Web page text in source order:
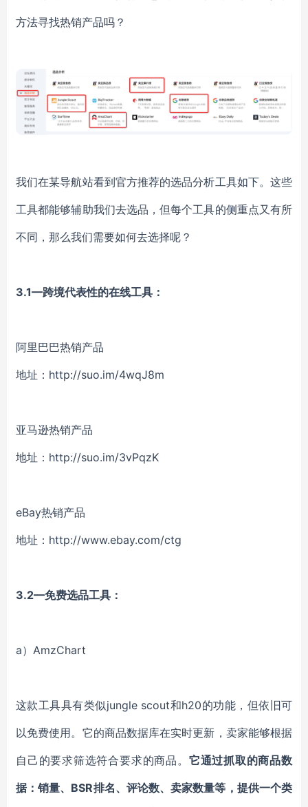
方法寻找热销产品吗？
我们在某导航站看到官方推荐的选品分析工具如下。这些
工具都能够辅助我们去选品，但每个工具的侧重点又有所
不同，那么我们需要如何去选择呢？
3.1—跨境代表性的在线工具：
阿里巴巴热销产品
地址： http://suo.im/4wqJ8m
亚马逊热销产品
地址： http://suo.im/3vPqzK
eBay热销产品
地址： http://www.ebay.com/ctg
3.2—免费选品工具：
a）AmzChart
这款工具具有类似jungle scout和h20的功能 ， 但依旧可
以免费使用。它的商品数据库在实时更新，卖家能够根据
自己的要求筛选符合要求的商品。 它通过抓取的商品数
据：销量、 BSR排名、评论数、卖家数量等，提供一个类